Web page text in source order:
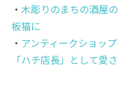
・木彫りのまちの酒屋
板猫に
・ アンティークショッ
「ハチ店長」として愛